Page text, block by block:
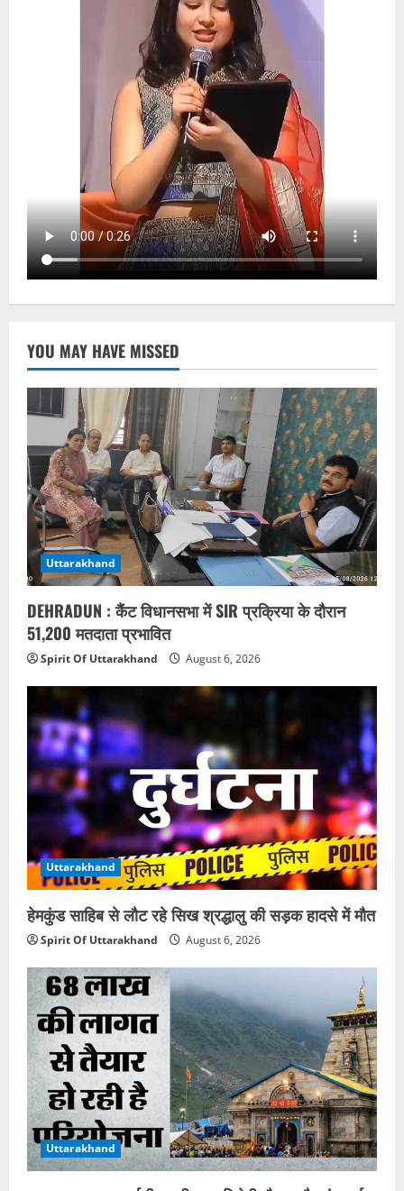
YOU MAY HAVE MISSED
Uttarakhand
DEHRADUN : कैंट विधानसभा में SIR प्रक्रिया के दौरान
51,200 मतदाता प्रभावित
Spirit Of Uttarakhand August 6, 2026
Uttarakhand
हेमकुंड साहिब से लौट रहे सिख श्रद्धालु की सड़क हादसे में मौत
Spirit Of Uttarakhand August 6, 2026
Uttarakhand